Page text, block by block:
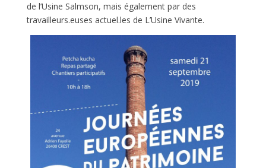
de l’Usine Salmson, mais également par des
travailleurs.euses actuel.les de L’Usine Vivante.